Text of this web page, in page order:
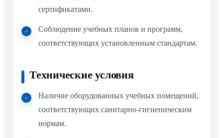
сертификатами.
Соблюдение учебных планов и программ,
соответствующих установленным стандартам.
Технические условия
Наличие оборудованных учебных помещений,
соответствующих санитарно-гигиеническим
нормам.